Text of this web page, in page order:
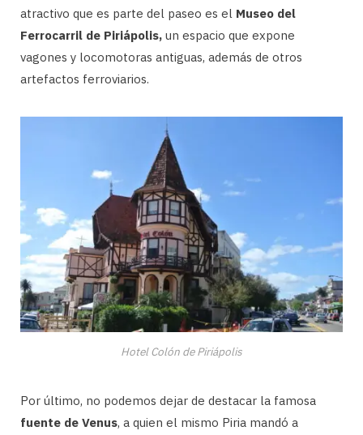
atractivo que es parte del paseo es el Museo del
Ferrocarril de Piriápolis, un espacio que expone
vagones y locomotoras antiguas, además de otros
artefactos ferroviarios.
Hotel Colón de Piriápolis
Por último, no podemos dejar de destacar la famosa
fuente de Venus, a quien el mismo Piria mandó a